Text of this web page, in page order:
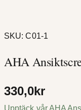
SKU: C01-1
AHA
330,0kr
Upptäck vår AHA